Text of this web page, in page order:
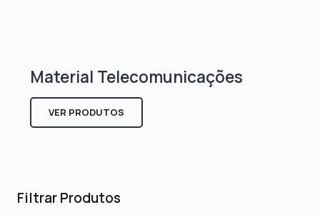
Filtrar Produtos
Material Telecomunicações
VER PRODUTOS